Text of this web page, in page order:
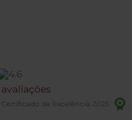
avaliações
Certificado de Excelência 2025